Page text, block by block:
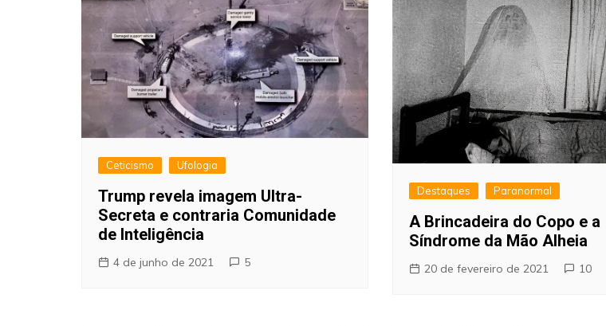
Ceticismo Ufologia
Trump revela imagem Ultra-
Secreta e contraria Comunidade
de Inteligência
4 de junho de 2021 5
Destaques Paranormal
A Brincadeira do Copo e a
Síndrome da Mão Alheia
20 de fevereiro de 2021 10